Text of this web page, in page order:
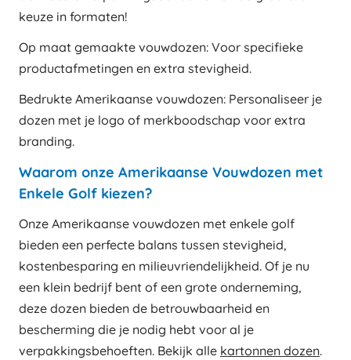
keuze in formaten!
Op maat gemaakte vouwdozen: Voor specifieke
productafmetingen en extra stevigheid.
Bedrukte Amerikaanse vouwdozen: Personaliseer je
dozen met je logo of merkboodschap voor extra
branding.
Waarom onze Amerikaanse Vouwdozen met
Enkele Golf kiezen?
Onze Amerikaanse vouwdozen met enkele golf
bieden een perfecte balans tussen stevigheid,
kostenbesparing en milieuvriendelijkheid. Of je nu
een klein bedrijf bent of een grote onderneming,
deze dozen bieden de betrouwbaarheid en
bescherming die je nodig hebt voor al je
verpakkingsbehoeften. Bekijk alle kartonnen dozen.